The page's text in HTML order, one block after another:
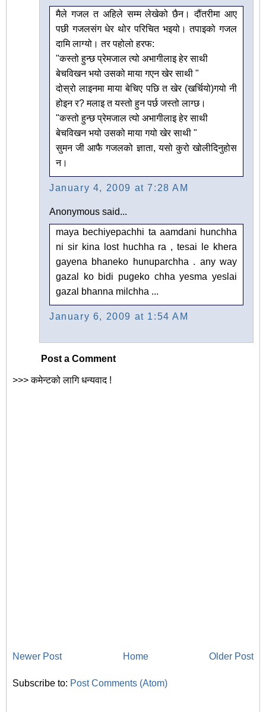
मैले गजल त अहिले सम्म लेखेको छैन। दौंतरीमा आए
पछी गजलसंग धेर थोर परिचित भइयो। तपाइको गजल
दामि लाग्यो। तर पहोलो हरफ:
"कस्तो हुन्छ प्रेमजाल त्यो अभागीलाइ हेर साथी
बेचविखन भयो उसको माया गएन खेर साथी "
दोस्रो लाइनमा माया बेचिए पछि त खेर (खर्चियो)गयो नी
होइन र? मलाइ त यस्तो हुन पर्छ जस्तो लाग्छ।
"कस्तो हुन्छ प्रेमजाल त्यो अभागीलाइ हेर साथी
बेचविखन भयो उसको माया गयो खेर साथी "
सुमन जी आफै गजलको ज्ञाता, यसो कुरो खोलीदिनुहोस
न।
January 4, 2009 at 7:28 AM
Anonymous said...
maya bechiyepachhi ta aamdani hunchha
ni sir kina lost huchha ra , tesai le khera
gayena bhaneko hunuparchha . any way
gazal ko bidi pugeko chha yesma yeslai
gazal bhanna milchha ...
January 6, 2009 at 1:54 AM
Post a Comment
>>> कमेन्टको लागि धन्यवाद !
Newer Post Older Post
Home
Subscribe to: Post Comments (Atom)